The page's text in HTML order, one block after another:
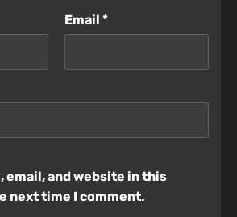
Email *
email, and website in this
next time I comment.